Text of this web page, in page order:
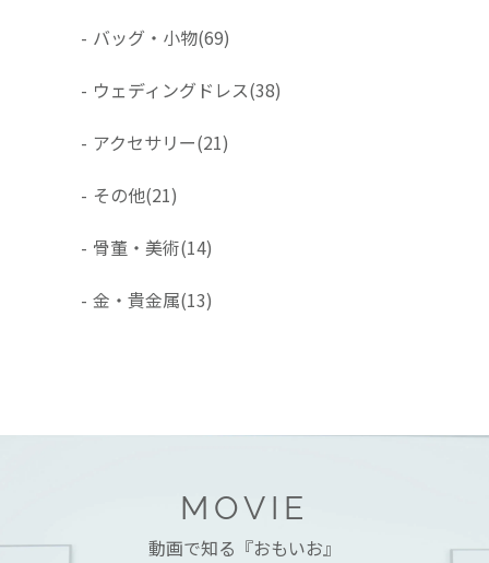
- バッグ・小物(69)
- ウェディングドレス(38)
- アクセサリー(21)
- その他(21)
- 骨董・美術(14)
- 金・貴金属(13)
MOVIE
動画で知る『おもいお』